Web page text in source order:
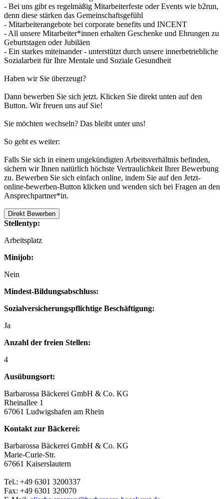
- Bei uns gibt es regelmäßig Mitarbeiterfeste oder Events wie b2run,
denn diese stärken das Gemeinschaftsgefühl
- Mitarbeiterangebote bei corporate benefits und INCENT
- All unsere Mitarbeiter*innen erhalten Geschenke und Ehrungen zu
Geburtstagen oder Jubiläen
- Ein starkes miteinander - unterstützt durch unsere innerbetriebliche
Sozialarbeit für Ihre Mentale und Soziale Gesundheit
Haben wir Sie überzeugt?
Dann bewerben Sie sich jetzt. Klicken Sie direkt unten auf den
Button. Wir freuen uns auf Sie!
Sie möchten wechseln? Das bleibt unter uns!
So geht es weiter:
Falls Sie sich in einem ungekündigten Arbeitsverhältnis befinden,
sichern wir Ihnen natürlich höchste Vertraulichkeit Ihrer Bewerbung
zu. Bewerben Sie sich einfach online, indem Sie auf den Jetzt-
online-bewerben-Button klicken und wenden sich bei Fragen an den
Ansprechpartner*in.
Direkt Bewerben
Stellentyp:
Arbeitsplatz
Minijob:
Nein
Mindest-Bildungsabschluss:
Sozialversicherungspflichtige Beschäftigung:
Ja
Anzahl der freien Stellen:
4
Ausübungsort:
Barbarossa Bäckerei GmbH & Co. KG
Rheinallee 1
67061 Ludwigshafen am Rhein
Kontakt zur Bäckerei:
Barbarossa Bäckerei GmbH & Co. KG
Marie-Curie-Str.
67661 Kaiserslautern
Tel.: +49 6301 3200337
Fax: +49 6301 320070